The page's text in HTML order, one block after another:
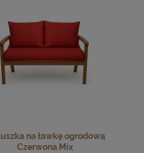
na ławkę ogrodową
Czerwona Mix